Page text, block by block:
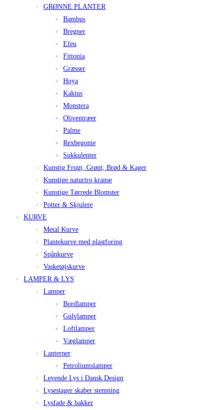
GRØNNE PLANTER
Bambus
Bregner
Efeu
Fittonia
Græsser
Hoya
Kaktus
Monstera
Oliventræer
Palme
Rexbegonie
Sukkulenter
Kunstig Frugt, Grønt, Brød & Kager
Kunstige naturtro kranse
Kunstige Tørrede Blomster
Potter & Skjulere
KURVE
Metal Kurve
Plantekurve med plastforing
Spånkurve
Vasketøjskurve
LAMPER & LYS
Lamper
Bordlamper
Gulvlamper
Loftlamper
Væglamper
Lanterner
Petroliumslamper
Levende Lys i Dansk Design
Lysestager skaber stemning
Lysfade & bakker